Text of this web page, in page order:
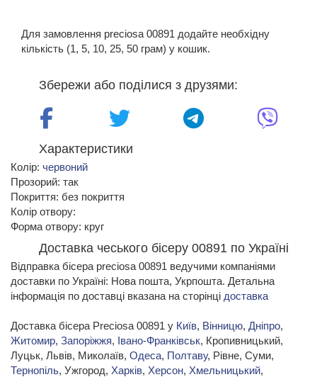
Для замовлення preciosa 00891 додайте необхідну
кількість (1, 5, 10, 25, 50 грам) у кошик.
Збережи або поділися з друзями:
Характеристики
Колір: червоний
Прозорий: так
Покриття: без покриття
Колір отвору:
Форма отвору: круг
Доставка чеського бісеру 00891 по Україні
Відправка бісера preciosa 00891 ведучими компаніями
доставки по Україні: Нова пошта, Укрпошта. Детальна
інформація по доставці вказана на сторінці доставка
Доставка бісера Preciosa 00891 у Київ, Вінницю, Дніпро,
Житомир, Запоріжжя, Івано-Франківськ, Кропивницький,
Луцьк, Львів, Миколаїв, Одеса, Полтаву, Рівне, Суми,
Тернопіль, Ужгород, Харків, Херсон, Хмельницький,